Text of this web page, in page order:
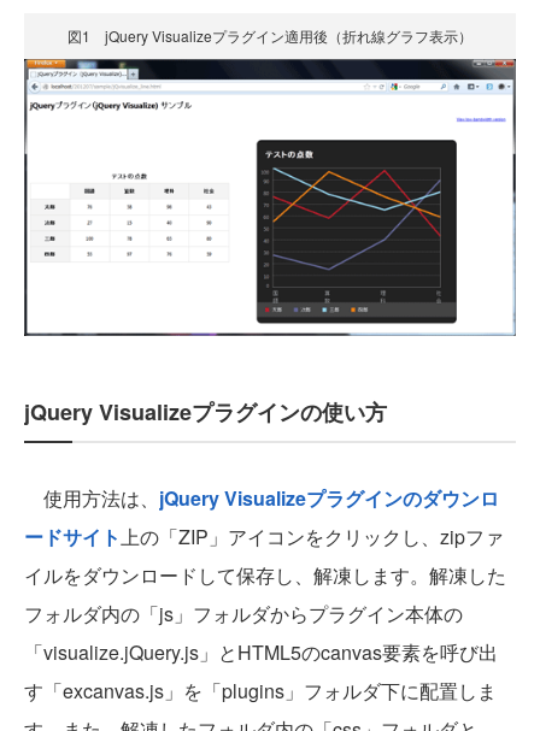
図1 jQuery Visualizeプラグイン適用後（折れ線グラフ表示）
jQuery Visualizeプラグインの使い方
使用方法は、 jQuery Visualizeプラグインのダウンロ
ードサイト上の「ZIP」アイコンをクリックし、zipファ
イルをダウンロードして保存し、解凍します。解凍した
フォルダ内の「js」フォルダからプラグイン本体の
「visualize.jQuery.js」とHTML5のcanvas要素を呼び出
す「excanvas.js」を「plugins」フォルダ下に配置しま